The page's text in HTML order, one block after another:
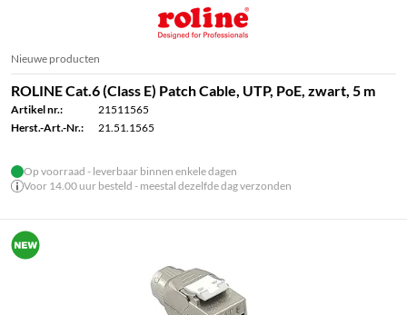
Nieuwe producten
ROLINE Cat.6 (Class E) Patch Cable, UTP, PoE, zwart, 5 m
Artikel nr.:
21511565
Herst.-Art.-Nr.:
21.51.1565
Op voorraad - leverbaar binnen enkele dagen
Voor 14.00 uur besteld - meestal dezelfde dag verzonden